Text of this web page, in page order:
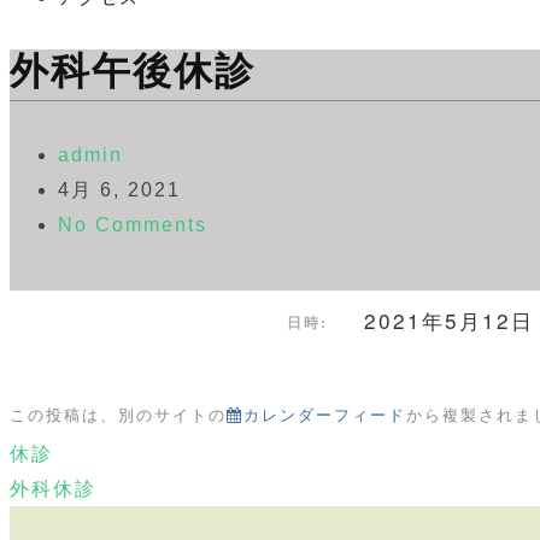
外科午後休診
admin
4月 6, 2021
No Comments
日時: 2021年5月12日
この投稿は、別のサイトの カレンダーフィードから複製されま
休診
外科休診